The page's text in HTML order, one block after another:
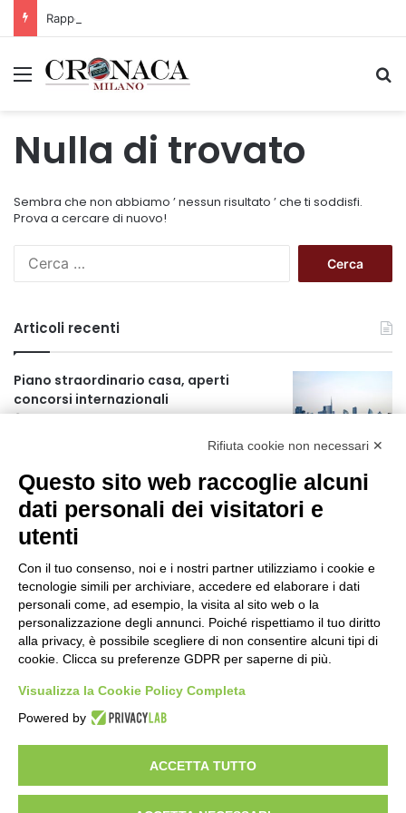
Rapporto OsMed 2025 sull’uso dei farmaci in Italia
Menu
Nulla di trovato
Sembra che non abbiamo ’ nessun risultato ’ che ti soddisfi.
Prova a cercare di nuovo!
c
a
e
:
Articoli recenti
Piano straordinario casa, aperti
concorsi internazionali
farmaci in Italia
11 ore fa
Un nuovo modello di IA stima il volume
dei ghiacciai del pianeta
12 ore fa
Manutenzione strade, nel biennio
2026-27 investiti 56 milioni
1 giorno fa
Il codice segreto dei neuroni: la
memoria della nascita che costruisce il
cervello
Rifiuta cookie non necessari ✕
Questo sito web raccoglie alcuni
dati personali dei visitatori e
utenti
Con il tuo consenso, noi e i nostri partner utilizziamo i cookie e
tecnologie simili per archiviare, accedere ed elaborare i dati
personali come, ad esempio, la visita al sito web o la
personalizzazione degli annunci. Poiché rispettiamo il tuo diritto
alla privacy, è possibile scegliere di non consentire alcuni tipi di
cookie. Clicca su preferenze GDPR per saperne di più.
Visualizza la Cookie Policy Completa
Powered by
ACCETTA TUTTO